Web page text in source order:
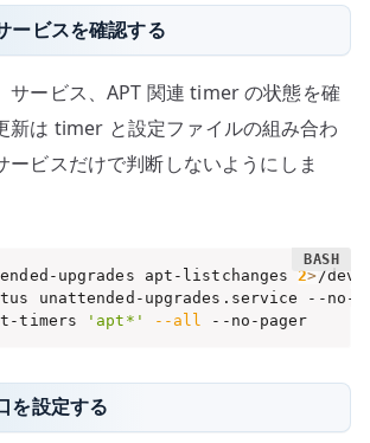
ービスを確認する
サービス、APT 関連 timer の状態を確
新は timer と設定ファイルの組み合わ
ービスだけで判断しないようにしま
upgrades apt-listchanges 2>/
unattended-upgrades.service --no-
timers
'apt*' --all --no-pager
を設定する